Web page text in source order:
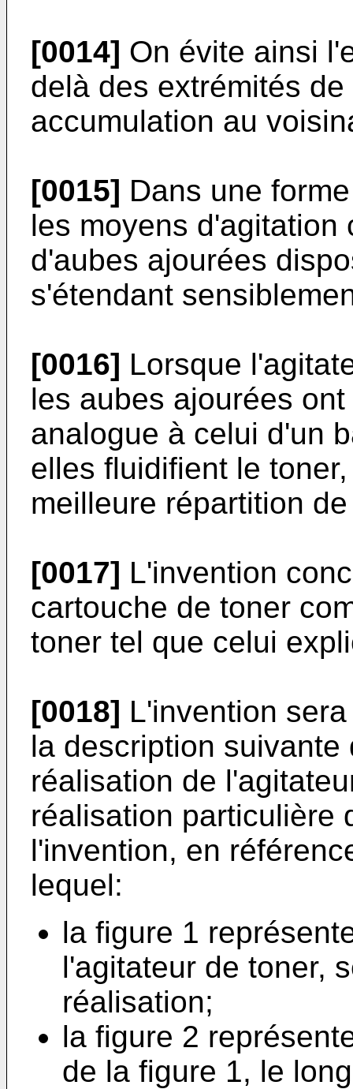
[0014] On évite ainsi
delà des extrémités
accumulation au
[0015] Dans une
les moyens d'agitation
d'aubes ajourées
s'étendant
[0016] Lorsque
les aubes ajourées
analogue à celui d'un
elles fluidifient le
meilleure répartition
[0017] L'invention
cartouche de toner
toner tel que celui
[0018] L'invention
la description suivante
réalisation de
réalisation particulière
l'invention, en
lequel:
la figure 1
l'agitateur de toner,
réalisation;
la figure 2
de la figure 1, le